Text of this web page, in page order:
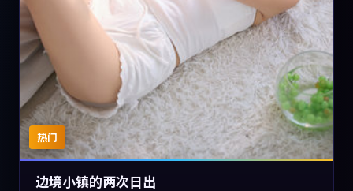
热门
边境小镇的两次日出